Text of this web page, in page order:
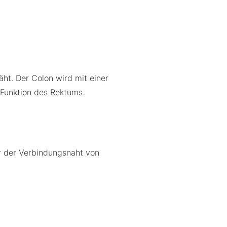
Der Colon wird mit einer
des Rektums
Verbindungsnaht von